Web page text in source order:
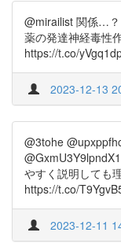
@mirailist 関係…
薬の発達神経毒性
https://t.co/
2023-12-13
@3tohe
やすく説明しても
https://t.co/
2023-12-11